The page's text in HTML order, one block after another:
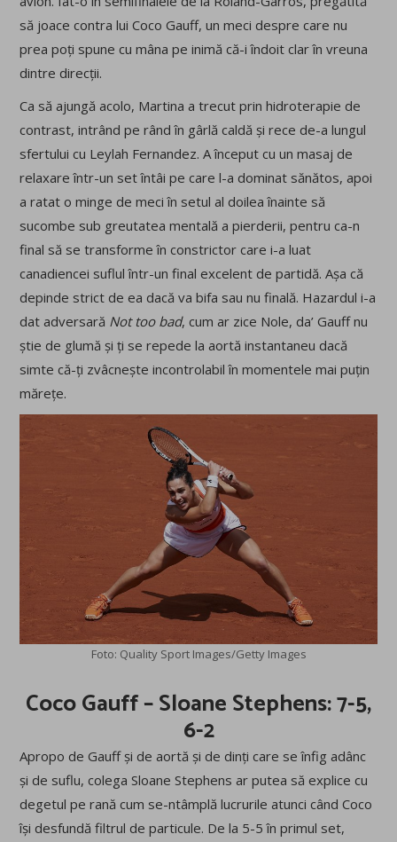
să joace contra lui Coco Gauff, un meci despre care nu
prea poți spune cu mâna pe inimă că-i îndoit clar în vreuna
dintre direcții.
Ca să ajungă acolo, Martina a trecut prin hidroterapie de
contrast, intrând pe rând în gârlă caldă și rece de-a lungul
sfertului cu Leylah Fernandez. A început cu un masaj de
relaxare într-un set întâi pe care l-a dominat sănătos, apoi
a ratat o minge de meci în setul al doilea înainte să
sucombe sub greutatea mentală a pierderii, pentru ca-n
final să se transforme în constrictor care i-a luat
canadiencei suflul într-un final excelent de partidă. Așa că
depinde strict de ea dacă va bifa sau nu finală. Hazardul i-a
dat adversară Not too bad, cum ar zice Nole, da’ Gauff nu
știe de glumă și ți se repede la aortă instantaneu dacă
simte că-ți zvâcnește incontrolabil în momentele mai puțin
mărețe.
Foto: Quality Sport Images/Getty Images
Coco Gauff – Sloane Stephens: 7-5,
6-2
Apropo de Gauff și de aortă și de dinți care se înfig adânc
și de suflu, colega Sloane Stephens ar putea să explice cu
degetul pe rană cum se-ntâmplă lucrurile atunci când Coco
își desfundă filtrul de particule. De la 5-5 în primul set,